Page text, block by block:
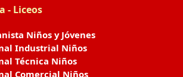
- Liceos
Niños y Jóvenes
Industrial Niños
Técnica Niños
Comercial Niños